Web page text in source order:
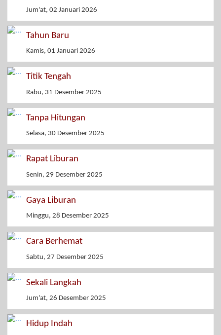
Jum'at, 02 Januari 2026
Tahun Baru
Kamis, 01 Januari 2026
Titik Tengah
Rabu, 31 Desember 2025
Tanpa Hitungan
Selasa, 30 Desember 2025
Rapat Liburan
Senin, 29 Desember 2025
Gaya Liburan
Minggu, 28 Desember 2025
Cara Berhemat
Sabtu, 27 Desember 2025
Sekali Langkah
Jum'at, 26 Desember 2025
Hidup Indah